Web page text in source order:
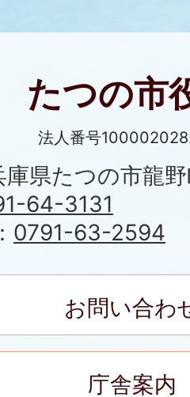
たつの市
法人番号
県たつの市龍
64-3131
0791-63-2594
お問い合わ
庁舎案内